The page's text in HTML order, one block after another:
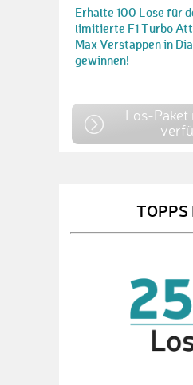
Erhalte 100 Lose für
limitierte F1 Turbo
Max Verstappen in
gewinnen!
Los-
TOPPS